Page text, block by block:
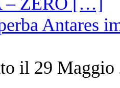
Antares
il 29 Maggio